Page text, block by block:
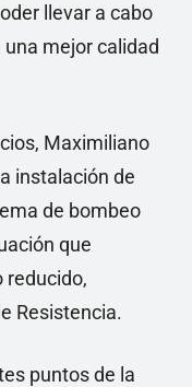
llevar a cabo
mejor calidad
Maximiliano
instalación de
de bombeo
que
reducido,
Resistencia.
puntos de la